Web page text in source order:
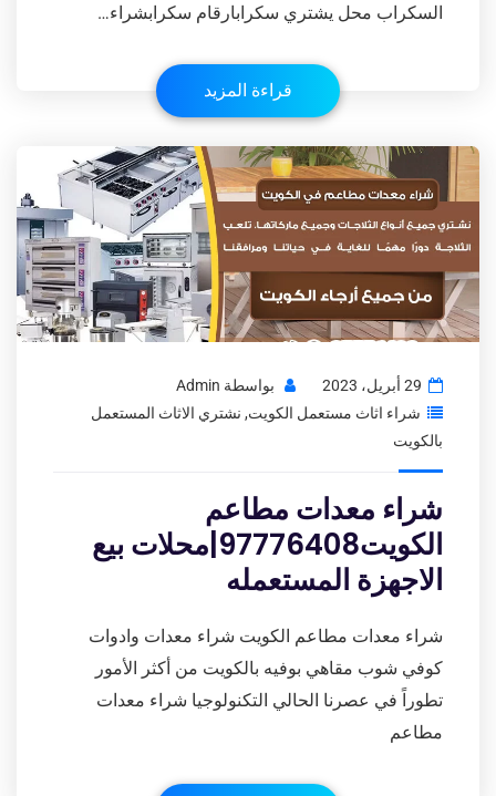
السكراب محل يشتري سكرابارقام سكرابشراء…
قراءة المزيد
29 أبريل، 2023 بواسطة Admin
شراء اثاث مستعمل الكويت, نشتري الاثاث المستعمل
بالكويت
شراء معدات مطاعم
الكويت97776408|محلات بيع
الاجهزة المستعمله
شراء معدات مطاعم الكويت شراء معدات وادوات
كوفي شوب مقاهي بوفيه بالكويت من أكثر الأمور
تطوراً في عصرنا الحالي التكنولوجيا شراء معدات
مطاعم